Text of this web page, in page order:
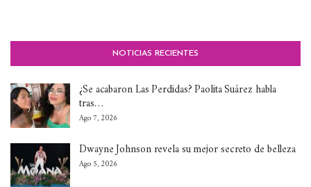
NOTICIAS RECIENTES
¿Se acabaron Las Perdidas? Paolita Suárez habla
tras…
Ago 7, 2026
Dwayne Johnson revela su mejor secreto de belleza
Ago 5, 2026